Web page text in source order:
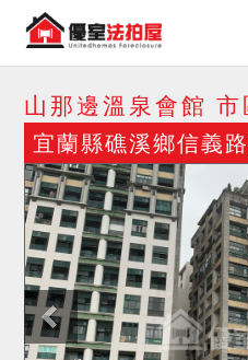
山那邊溫泉會館 市
宜蘭縣礁溪鄉信義